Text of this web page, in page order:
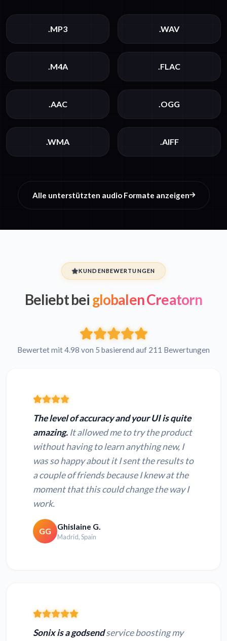
.MP3 .WAV
.M4A .FLAC
.AAC .OGG
.WMA .AIFF
Alle unterstützten audio Formate anzeigen
KUNDENBEWERTUNGEN
Beliebt bei globalen Creatorn
Bewertet mit 4.98 von 5 basierend auf 211 Bewertungen
The level of accuracy and your UI is quite
amazing. It allowed me to try the product
without having to learn anything new, I
was so happy about it I sent the results to
a couple of friends because I knew at the
moment that this could change the way I
work.
GG Ghislaine G.
Madrid, Spain
Sonix is a godsendservice boosting my